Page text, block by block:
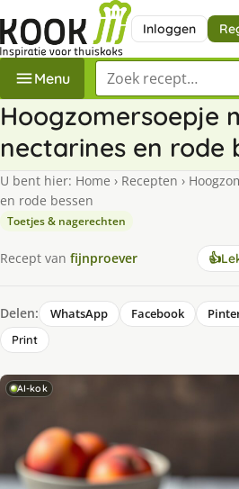
Inloggen
Menu Zoek een recept
Hoogzomersoepje
nectarines en rode
U bent hier: Home › Recepten ›
en rode bessen
Toetjes & nagerechten
Recept van fijnproever 👍
Delen: WhatsApp Facebook
Print
AI-kok